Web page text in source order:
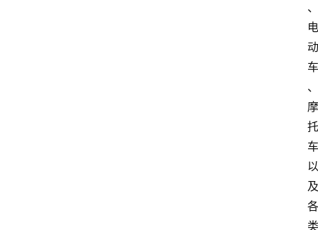
、
电
动
车
、
摩
托
车
以
及
各
类